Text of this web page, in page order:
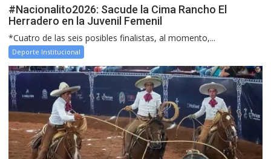
#Nacionalito2026: Sacude la Cima Rancho El
Herradero en la Juvenil Femenil
*Cuatro de las seis posibles finalistas, al momento,...
Deporte Institucional